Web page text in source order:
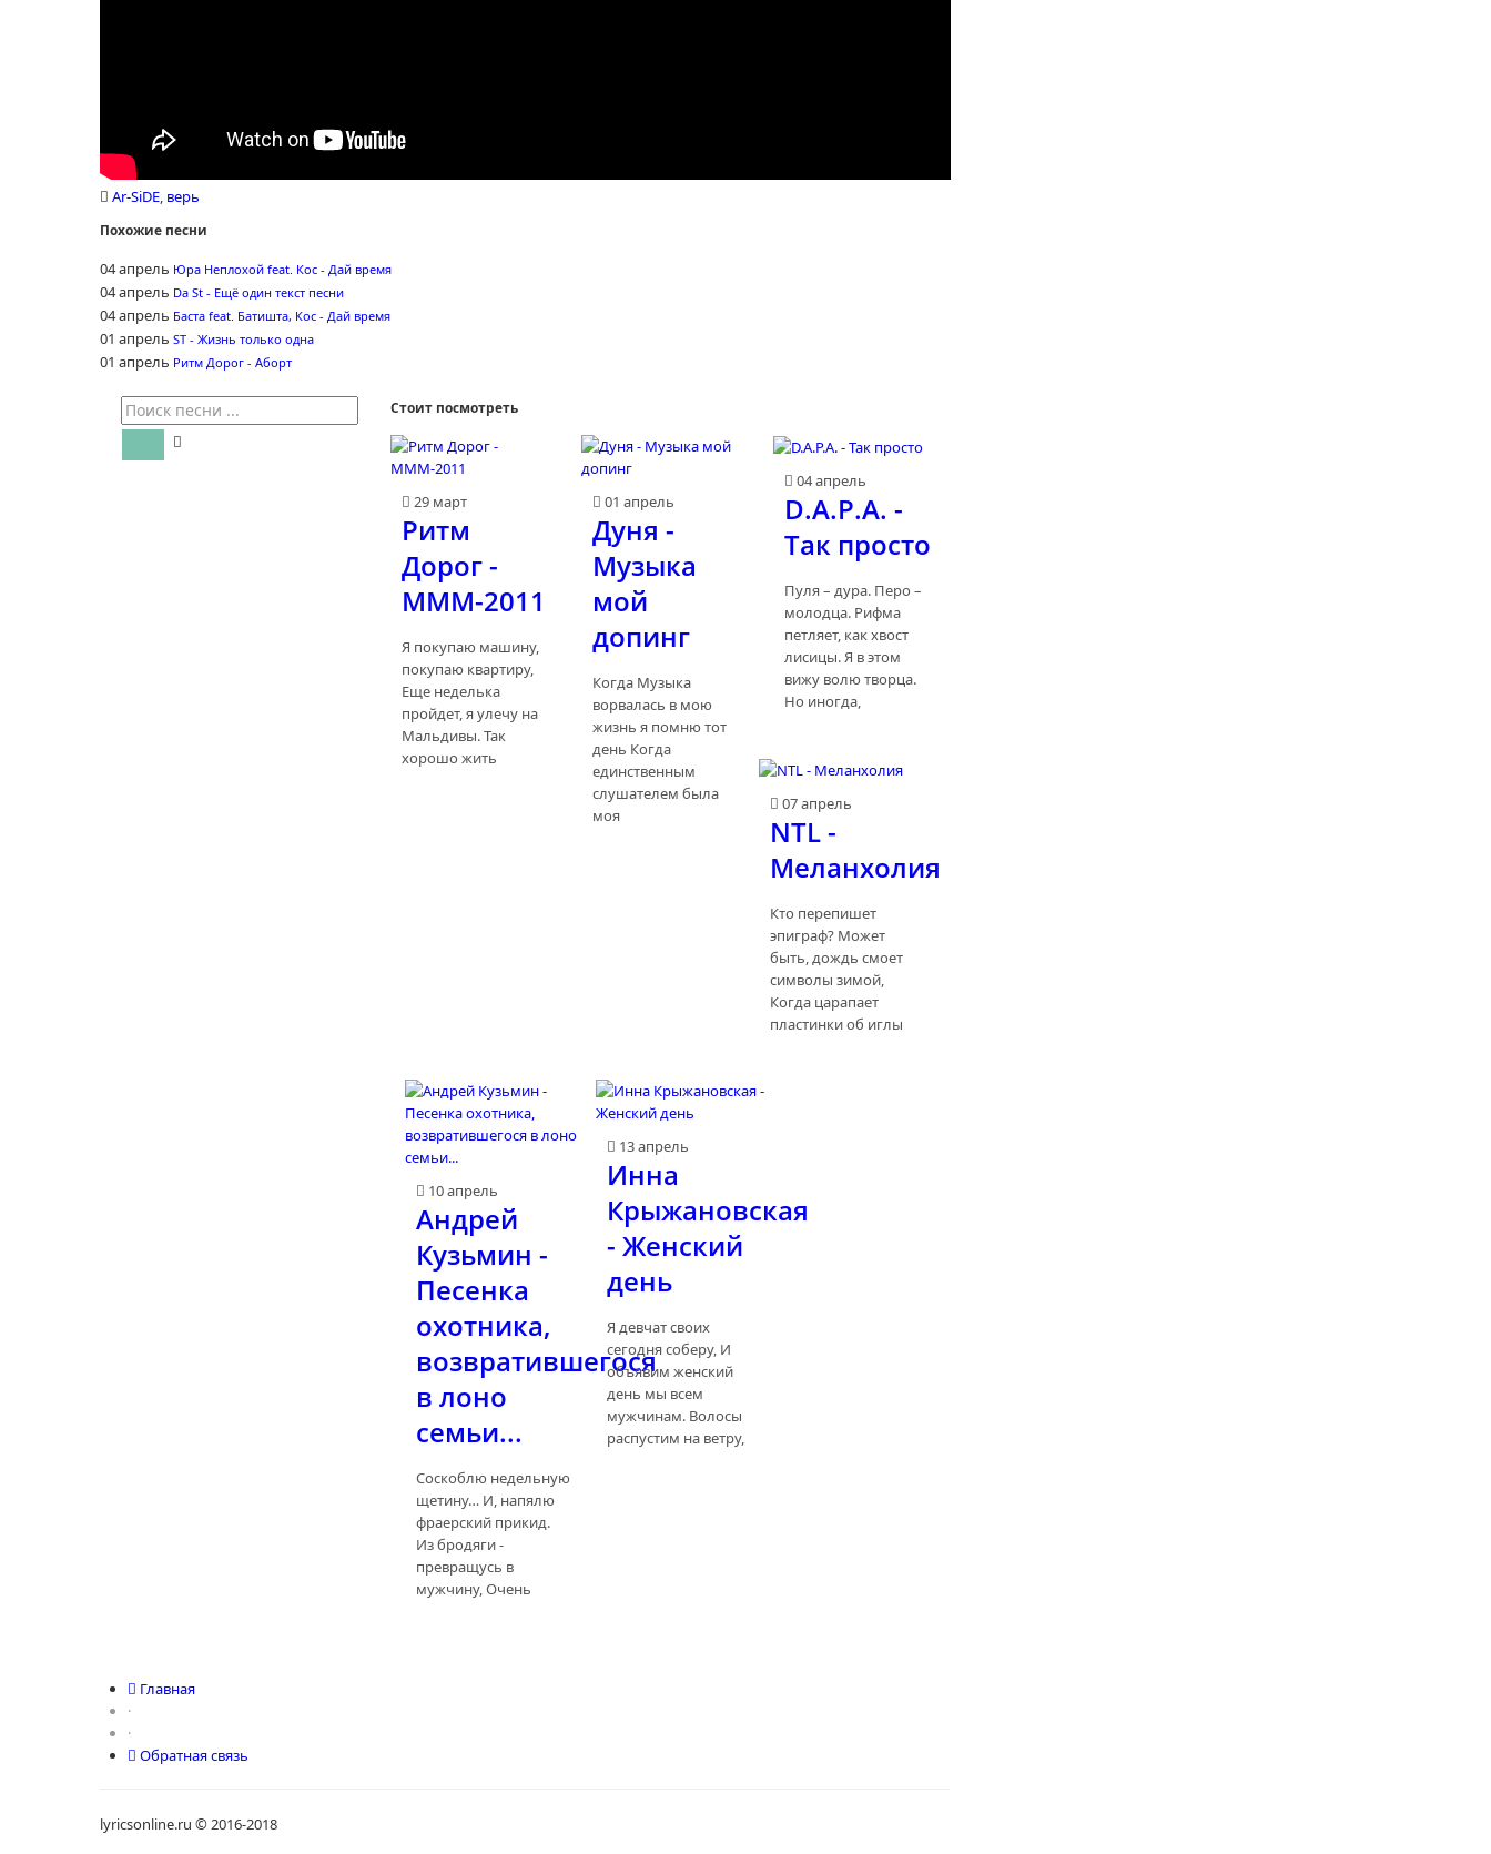
Ar-SiDE, верь
Похожие песни
04 апрель Юра Неплохой feat. Кос - Дай время
04 апрель Da St - Ещё один текст песни
04 апрель Баста feat. Батишта, Кос - Дай время
01 апрель ST - Жизнь только одна
01 апрель Ритм Дорог - Аборт
Стоит посмотреть
29 март
Ритм
Дорог -
МММ-2011
Я покупаю машину,
покупаю квартиру,
Еще неделька
пройдет, я улечу на
Мальдивы. Так
хорошо жить
01 апрель
Дуня -
Музыка
мой
допинг
Когда Музыка
ворвалась в мою
жизнь я помню тот
день Когда
единственным
слушателем была
моя
04 апрель
D.A.P.A. -
Так просто
Пуля – дура. Перо –
молодца. Рифма
петляет, как хвост
лисицы. Я в этом
вижу волю творца.
Но иногда,
07 апрель
NTL -
Меланхолия
Кто перепишет
эпиграф? Может
быть, дождь смоет
символы зимой,
Когда царапает
пластинки об иглы
10 апрель
Андрей
Кузьмин -
Песенка
охотника,
возвратившегося
в лоно
семьи...
Соскоблю недельную
щетину… И, напялю
фраерский прикид.
Из бродяги -
превращусь в
мужчину, Очень
13 апрель
Инна
Крыжановская
- Женский
день
Я девчат своих
сегодня соберу, И
объявим женский
день мы всем
мужчинам. Волосы
распустим на ветру,
Главная
·
·
Обратная связь
lyricsonline.ru © 2016-2018